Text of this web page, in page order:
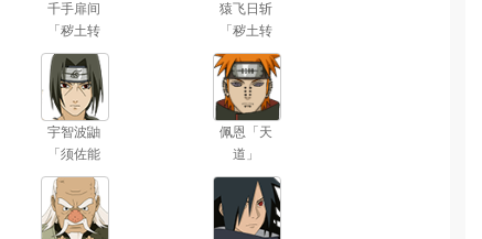
千手扉间
「秽土转
生」
猿飞日斩
「秽土转
生」
宇智波鼬
「须佐能
乎」
佩恩「天
道」